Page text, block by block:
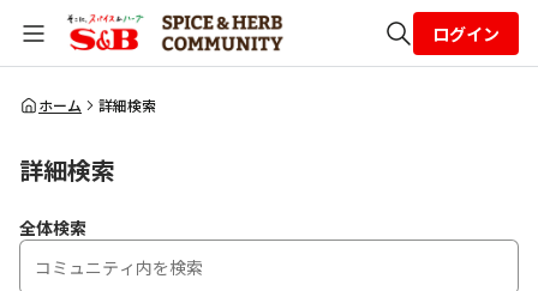
全体検索
ログイン
ホーム 詳細検索
詳細検索
全体検索